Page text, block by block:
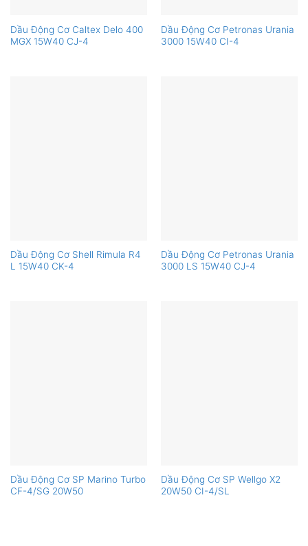
Dầu Động Cơ Caltex Delo 400
MGX 15W40 CJ-4
Dầu Động Cơ Petronas Urania
3000 15W40 CI-4
Dầu Động Cơ Shell Rimula R4
L 15W40 CK-4
Dầu Động Cơ Petronas Urania
3000 LS 15W40 CJ-4
Dầu Động Cơ SP Marino Turbo
CF-4/SG 20W50
Dầu Động Cơ SP Wellgo X2
20W50 CI-4/SL